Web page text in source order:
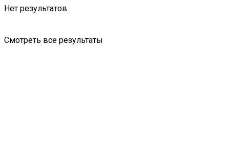
Нет результатов
Смотреть все результаты